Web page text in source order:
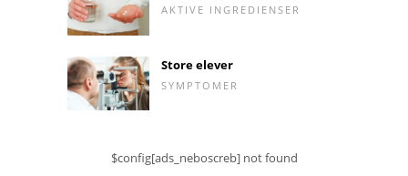
AKTIVE INGREDIENSER
Store elever
SYMPTOMER
$config[ads_neboscreb] not found